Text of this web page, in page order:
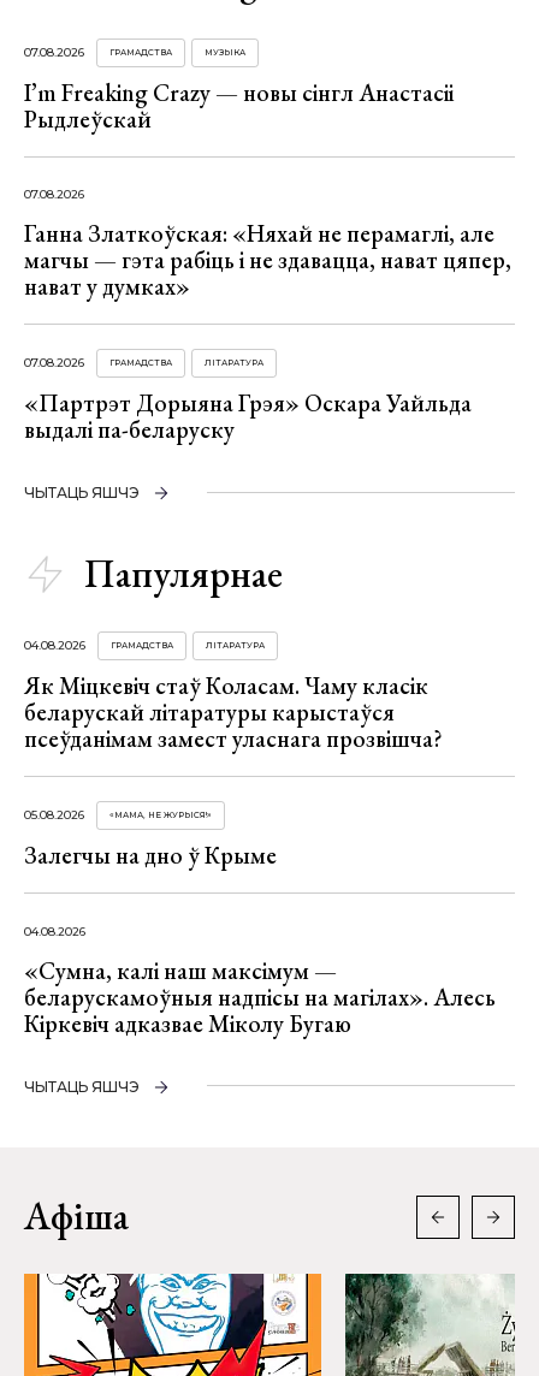
07.08.2026 ГРАМАДСТВА МУЗЫКА
I’m Freaking Crazy — новы сінгл Анастасіі
Рыдлеўскай
07.08.2026
Ганна Златкоўская: «Няхай не перамаглі, але
магчы — гэта рабіць і не здавацца, нават цяпер,
нават у думках»
07.08.2026 ГРАМАДСТВА ЛІТАРАТУРА
«Партрэт Дорыяна Грэя» Оскара Уайльда
выдалі па-беларуску
ЧЫТАЦЬ ЯШЧЭ
Папулярнае
04.08.2026 ГРАМАДСТВА ЛІТАРАТУРА
Як Міцкевіч стаў Коласам. Чаму класік
беларускай літаратуры карыстаўся
псеўданімам замест уласнага прозвішча?
05.08.2026 «МАМА, НЕ ЖУРЫСЯ!»
Залегчы на дно ў Крыме
04.08.2026
«Сумна, калі наш максімум —
беларускамоўныя надпісы на магілах». Алесь
Кіркевіч адказвае Міколу Бугаю
ЧЫТАЦЬ ЯШЧЭ
Афіша